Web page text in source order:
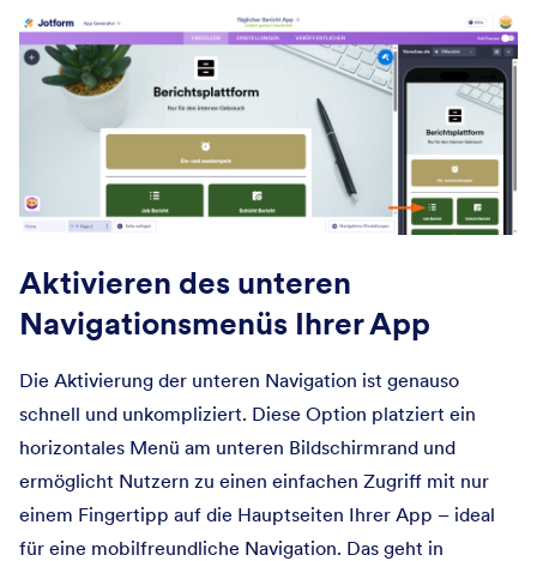
Aktivieren des unteren
Navigationsmenüs Ihrer App
Die Aktivierung der unteren Navigation ist genauso
schnell und unkompliziert. Diese Option platziert ein
horizontales Menü am unteren Bildschirmrand und
ermöglicht Nutzern zu einen einfachen Zugriff mit nur
einem Fingertipp auf die Hauptseiten Ihrer App – ideal
für eine mobilfreundliche Navigation. Das geht in